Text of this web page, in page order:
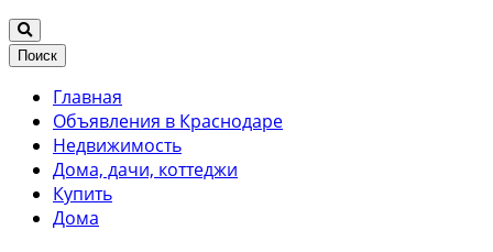
Поиск
Главная
Объявления в Краснодаре
Недвижимость
Дома, дачи, коттеджи
Купить
Дома